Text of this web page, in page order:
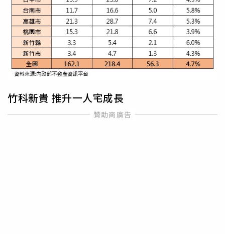
竹科新貴 推升一人宅成長